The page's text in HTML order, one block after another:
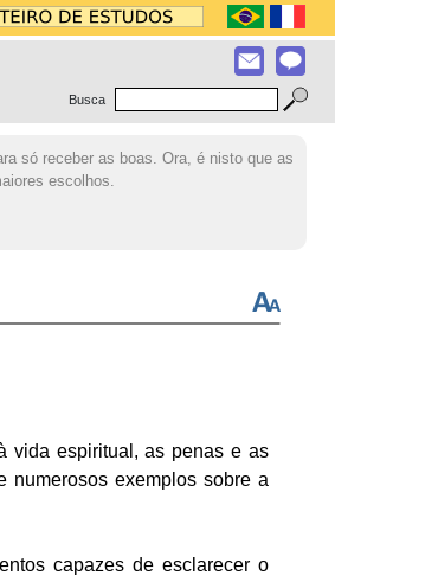
Busca
só receber as boas. Ora, é nisto que as
escolhos.
vida espiritual, as penas e as
numerosos exemplos sobre a
capazes de esclarecer o